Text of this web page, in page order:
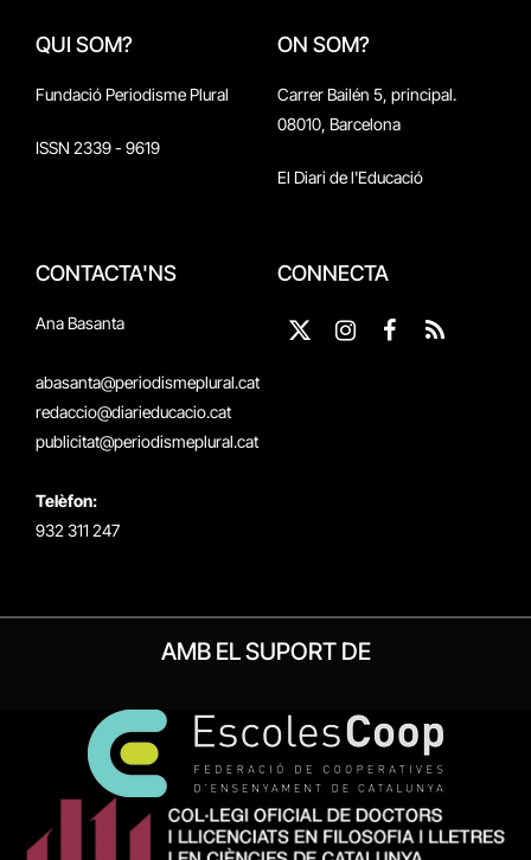
QUI SOM?
Fundació Periodisme Plural
ISSN 2339 - 9619
ON SOM?
Carrer Bailén 5, principal.
08010, Barcelona
El Diari de l'Educació
CONTACTA'NS
Ana Basanta
abasanta@periodismeplural.cat
redaccio@diarieducacio.cat
publicitat@periodismeplural.cat
Telèfon:
932 311 247
CONNECTA
X
Instagram
Facebook
RSS
AMB EL SUPORT DE